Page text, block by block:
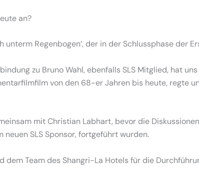
an?
Regenbogen‘, der in der Schlussphase der
zu Bruno Wahl, ebenfalls SLS Mitglied, hat
von den 68-er Jahren bis heute, regte
mit Christian Labhart, bevor die
SLS Sponsor, fortgeführt wurden.
Team des Shangri-La Hotels für die